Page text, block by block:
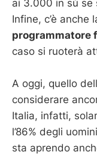
ai 3.000 in sù se
Infine, c’è anche
programmatore
caso si ruoterà
A oggi, quello
considerare
Italia, infatti,
l’86% degli
sta aprendo